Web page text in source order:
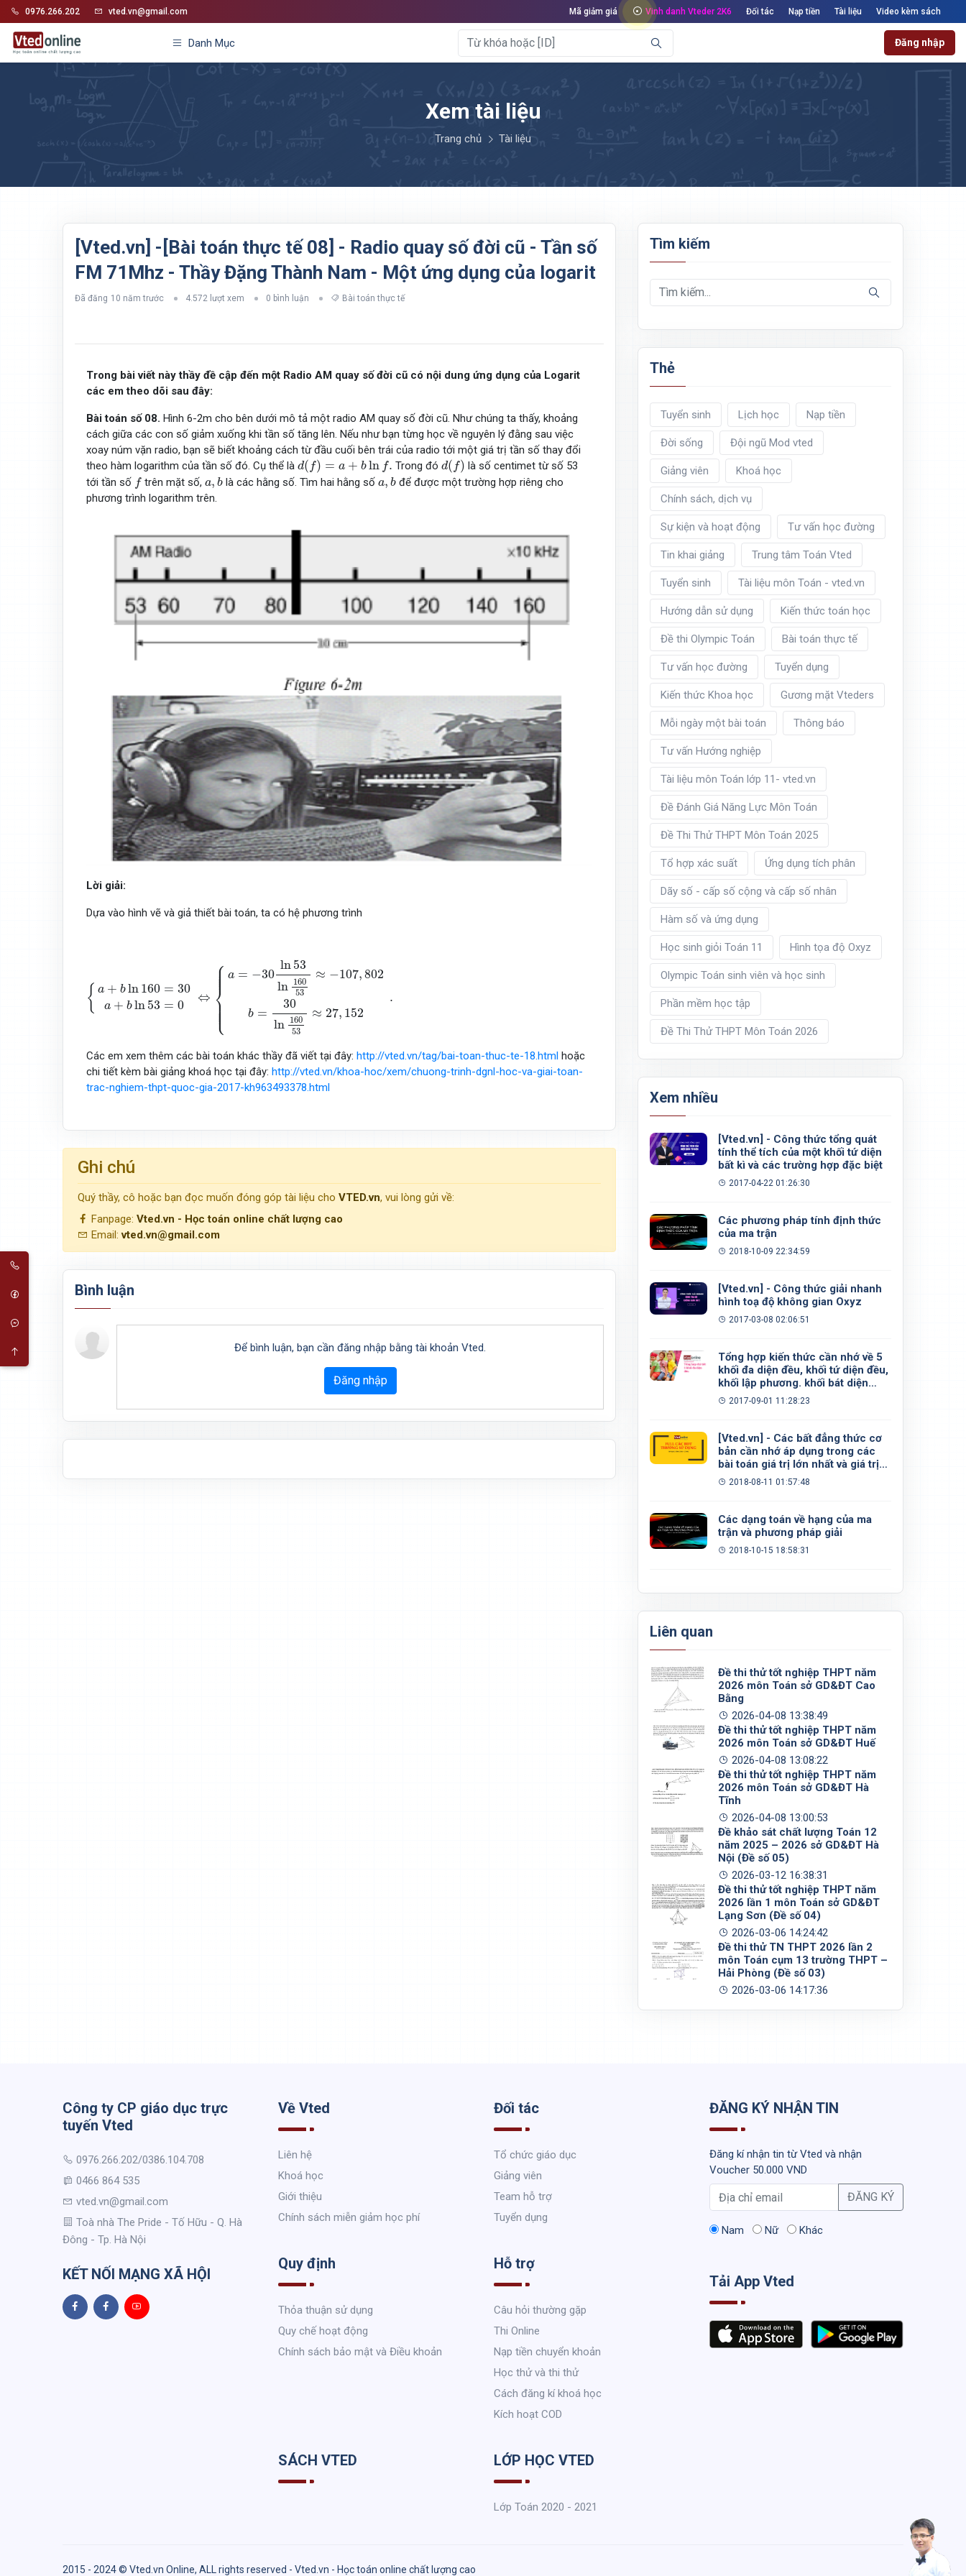
0976.266.202 vted.vn@gmail.com Mã giảm giá Vinh danh Vteder 2K6 Đối tác Nạp tiền Tài liệu Video kèm sách
Danh Mục Đăng nhập
Xem tài liệu
Trang chủ Tài liệu
[Vted.vn] -[Bài toán thực tế 08] - Radio quay số đời cũ - Tần số
FM 71Mhz - Thầy Đặng Thành Nam - Một ứng dụng của logarit
Đã đăng 10 năm trước 4.572 lượt xem 0 bình luận Bài toán thực tế
Trong bài viết này thầy đề cập đến một Radio AM quay số đời cũ có nội dung ứng dụng của Logarit
các em theo dõi sau đây:
Bài toán số 08. Hình 6-2m cho bên dưới mô tả một radio AM quay số đời cũ. Như chúng ta thấy, khoảng
cách giữa các con số giảm xuống khi tần số tăng lên. Nếu như bạn từng học về nguyên lý đằng sau việc
xoay núm vặn radio, bạn sẽ biết khoảng cách từ đầu cuối bên trái của radio tới một giá trị tần số thay đổi
theo hàm logarithm của tần số đó. Cụ thể là d( f) = a + bln f.
d( f)= ln . Trong đó d( f)
d( f) là số centimet từ số 53
tới tần số f
f trên mặt số,a, b
a b là các hằng số. Tìm hai hằng sốa, b
a b để được một trường hợp riêng cho
phương trình logarithm trên.
Lời giải:
Dựa vào hình vẽ và giả thiết bài toán, ta có hệ phương trình
{ a + bln160 = 30
a + bln53 = 0
⇔
⎧
⎪
⎪
⎪
⎪
⎪
⎨
⎪
⎪ ⎪ ⎪ ⎪⎩
a = −30
ln53
ln 160
53
≈ −107,802
b =
30
ln 160
53
≈ 27, 152
.
ln53ln
Các em xem thêm các bài toán khác thầy đã viết tại đây: http://vted.vn/tag/bai-toan-thuc-te-18.html hoặc
chi tiết kèm bài giảng khoá học tại đây: http://vted.vn/khoa-hoc/xem/chuong-trinh-dgnl-hoc-va-giai-toan-
trac-nghiem-thpt-quoc-gia-2017-kh963493378.html
Ghi chú
Quý thầy, cô hoặc bạn đọc muốn đóng góp tài liệu cho VTED.vn, vui lòng gửi về:
Fanpage: Vted.vn - Học toán online chất lượng cao
Email:vted.vn@gmail.com
Bình luận
Để bình luận, bạn cần đăng nhập bằng tài khoản Vted.
Đăng nhập
Tìm kiếm
Thẻ
Tuyển sinh Lịch học Nạp tiền
Đời sống Đội ngũ Mod vted
Giảng viên Khoá học
Chính sách, dịch vụ
Sự kiện và hoạt động Tư vấn học đường
Tin khai giảng Trung tâm Toán Vted
Tuyển sinh Tài liệu môn Toán - vted.vn
Hướng dẫn sử dụng Kiến thức toán học
Đề thi Olympic Toán Bài toán thực tế
Tư vấn học đường Tuyển dụng
Kiến thức Khoa học Gương mặt Vteders
Mỗi ngày một bài toán Thông báo
Tư vấn Hướng nghiệp
Tài liệu môn Toán lớp 11- vted.vn
Đề Đánh Giá Năng Lực Môn Toán
Đề Thi Thử THPT Môn Toán 2025
Tổ hợp xác suất Ứng dụng tích phân
Dãy số - cấp số cộng và cấp số nhân
Hàm số và ứng dụng
Học sinh giỏi Toán 11 Hình tọa độ Oxyz
Olympic Toán sinh viên và học sinh
Phần mềm học tập
Đề Thi Thử THPT Môn Toán 2026
Xem nhiều
[Vted.vn] - Công thức tổng quát
tính thể tích của một khối tứ diện
bất kì và các trường hợp đặc biệt
2017-04-22 01:26:30
Các phương pháp tính định thức
của ma trận
2018-10-09 22:34:59
[Vted.vn] - Công thức giải nhanh
hình toạ độ không gian Oxyz
2017-03-08 02:06:51
Tổng hợp kiến thức cần nhớ về 5
khối đa diện đều, khối tứ diện đều,
khối lập phương. khối bát diện
đều, khối 12 mặt đều, khối 20 mặt
2017-09-01 11:28:23
[Vted.vn] - Các bất đẳng thức cơ
bản cần nhớ áp dụng trong các
bài toán giá trị lớn nhất và giá trị
nhỏ nhất
2018-08-11 01:57:48
Các dạng toán về hạng của ma
trận và phương pháp giải
2018-10-15 18:58:31
Liên quan
Đề thi thử tốt nghiệp THPT năm
2026 môn Toán sở GD&ĐT Cao
Bằng
2026-04-08 13:38:49
Đề thi thử tốt nghiệp THPT năm
2026 môn Toán sở GD&ĐT Huế
2026-04-08 13:08:22
Đề thi thử tốt nghiệp THPT năm
2026 môn Toán sở GD&ĐT Hà
Tĩnh
2026-04-08 13:00:53
Đề khảo sát chất lượng Toán 12
năm 2025 – 2026 sở GD&ĐT Hà
Nội (Đề số 05)
2026-03-12 16:38:31
Đề thi thử tốt nghiệp THPT năm
2026 lần 1 môn Toán sở GD&ĐT
Lạng Sơn (Đề số 04)
2026-03-06 14:24:42
Đề thi thử TN THPT 2026 lần 2
môn Toán cụm 13 trường THPT –
Hải Phòng (Đề số 03)
2026-03-06 14:17:36
Công ty CP giáo dục trực
tuyến Vted
0976.266.202/0386.104.708
0466 864 535
vted.vn@gmail.com
Toà nhà The Pride - Tố Hữu - Q. Hà
Đông - Tp. Hà Nội
KẾT NỐI MẠNG XÃ HỘI
Về Vted
Liên hệ
Khoá học
Giới thiệu
Chính sách miễn giảm học phí
Đối tác
Tổ chức giáo dục
Giảng viên
Team hỗ trợ
Tuyển dụng
Quy định
Thỏa thuận sử dụng
Quy chế hoạt động
Chính sách bảo mật và Điều khoản
Hỗ trợ
Câu hỏi thường gặp
Thi Online
Nạp tiền chuyển khoản
Học thử và thi thử
Cách đăng kí khoá học
Kích hoạt COD
SÁCH VTED LỚP HỌC VTED
Lớp Toán 2020 - 2021
ĐĂNG KÝ NHẬN TIN
Đăng kí nhận tin từ Vted và nhận
Voucher 50.000 VND
ĐĂNG KÝ
Nam Nữ Khác
Tải App Vted
2015 - 2024 © Vted.vn Online, ALL rights reserved - Vted.vn - Học toán online chất lượng cao